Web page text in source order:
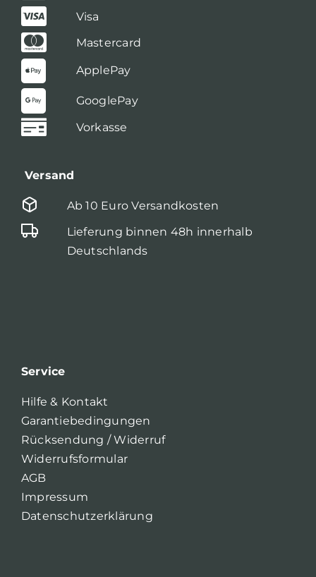
Visa
Mastercard
ApplePay
GooglePay
Vorkasse
Versand
Ab 10 Euro Versandkosten
Lieferung binnen 48h innerhalb
Deutschlands
Service
Hilfe & Kontakt
Garantiebedingungen
Rücksendung / Widerruf
Widerrufsformular
AGB
Impressum
Datenschutzerklärung